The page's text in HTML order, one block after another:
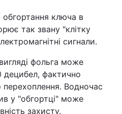
ключа в
так звану "клітку
сигнали.
фольга може
фактично
Водночас
у "обгортці" може
захисту.